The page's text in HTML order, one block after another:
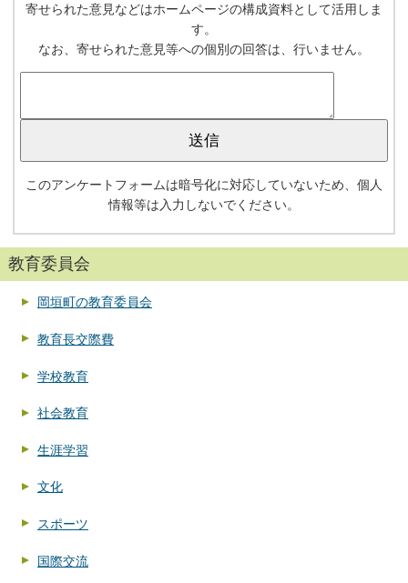
寄せられた意見などはホームページの構成資料として活用しま
す。
なお、寄せられた意見等への個別の回答は、行いません。
このアンケートフォームは暗号化に対応していないため、個人
情報等は入力しないでください。
教育委員会
岡垣町の教育委員会
教育長交際費
学校教育
社会教育
生涯学習
文化
スポーツ
国際交流